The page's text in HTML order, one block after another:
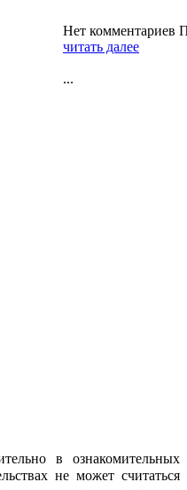
Нет комментариев
читать далее
...
в ознакомительных
не может считаться